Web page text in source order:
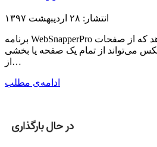
انتشار: ۲۸ اردیبهشت ۱۳۹۷
برنامه WebSnapperPro به شما این امکان را می‌دهد که از صفحات
می‌تواند از تمام یک صفحه یا بخشی
از…
ادامه‌ی مطلب